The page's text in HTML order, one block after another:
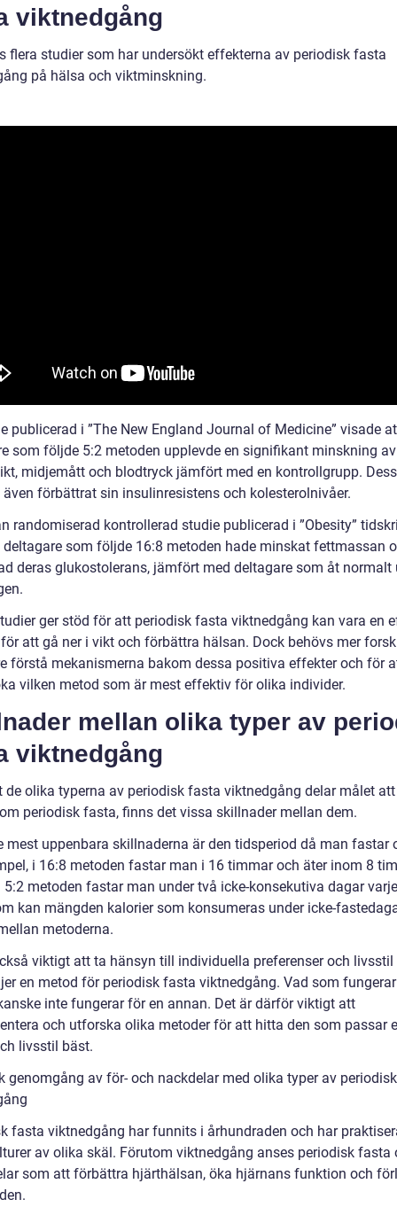
viktnedgång
flera studier som har undersökt effekterna av periodisk fasta
på hälsa och viktminskning.
publicerad i ”The New England Journal of Medicine” visade
som följde 5:2 metoden upplevde en signifikant minskning av
midjemått och blodtryck jämfört med en kontrollgrupp.
även förbättrat sin insulinresistens och kolesterolnivåer.
randomiserad kontrollerad studie publicerad i ”Obesity”
som följde 16:8 metoden hade minskat fettmassan
deras glukostolerans, jämfört med deltagare som åt normalt
ger stöd för att periodisk fasta viktnedgång kan vara en
att gå ner i vikt och förbättra hälsan. Dock behövs mer
förstå mekanismerna bakom dessa positiva effekter och för
vilken metod som är mest effektiv för olika individer.
mellan olika typer av
viktnedgång
de olika typerna av periodisk fasta viktnedgång delar målet
periodisk fasta, finns det vissa skillnader mellan dem.
mest uppenbara skillnaderna är den tidsperiod då man fastar
i 16:8 metoden fastar man i 16 timmar och äter inom 8
5:2 metoden fastar man under två icke-konsekutiva dagar
kan mängden kalorier som konsumeras under icke-
metoderna.
viktigt att ta hänsyn till individuella preferenser och livsstil
en metod för periodisk fasta viktnedgång. Vad som
inte fungerar för en annan. Det är därför viktigt att
och utforska olika metoder för att hitta den som passar
livsstil bäst.
genomgång av för- och nackdelar med olika typer av
fasta viktnedgång har funnits i århundraden och har
av olika skäl. Förutom viktnedgång anses periodisk fasta
som att förbättra hjärthälsan, öka hjärnans funktion och